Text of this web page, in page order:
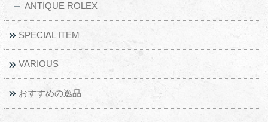
ANTIQUE ROLEX
SPECIAL ITEM
VARIOUS
おすすめの逸品